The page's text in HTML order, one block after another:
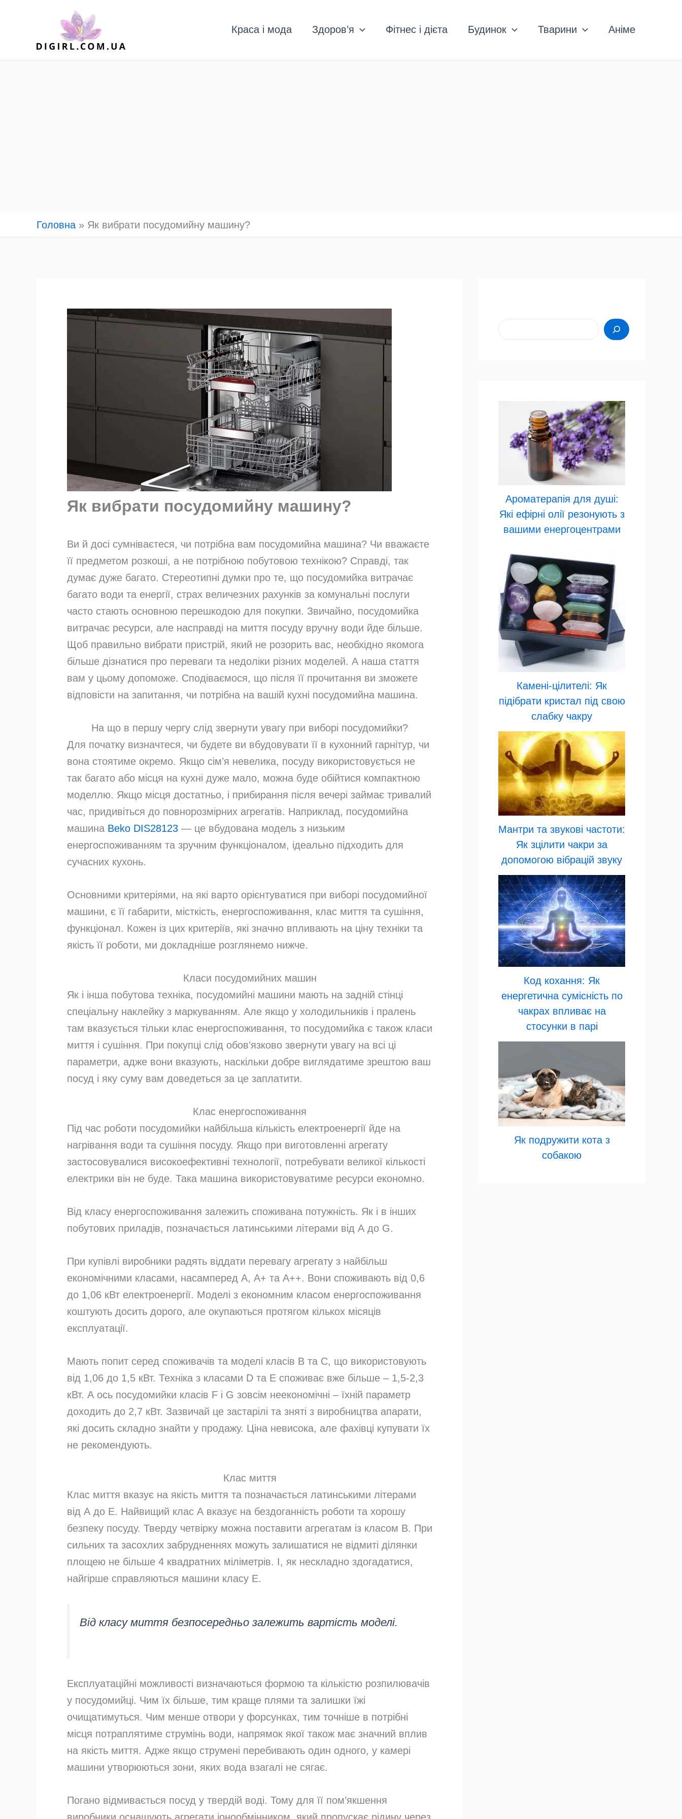
Краса і мода Здоров’я Фітнес і дієта Будинок Тварини Аніме
Головна » Як вибрати посудомийну машину?
Як вибрати посудомийну машину?
Ви й досі сумніваєтеся, чи потрібна вам посудомийна машина? Чи вважаєте
її предметом розкоші, а не потрібною побутовою технікою? Справді, так
думає дуже багато. Стереотипні думки про те, що посудомийка витрачає
багато води та енергії, страх величезних рахунків за комунальні послуги
часто стають основною перешкодою для покупки. Звичайно, посудомийка
витрачає ресурси, але насправді на миття посуду вручну води йде більше.
Щоб правильно вибрати пристрій, який не розорить вас, необхідно якомога
більше дізнатися про переваги та недоліки різних моделей. А наша стаття
вам у цьому допоможе. Сподіваємося, що після її прочитання ви зможете
відповісти на запитання, чи потрібна на вашій кухні посудомийна машина.
На що в першу чергу слід звернути увагу при виборі посудомийки?
Для початку визначтеся, чи будете ви вбудовувати її в кухонний гарнітур, чи
вона стоятиме окремо. Якщо сім’я невелика, посуду використовується не
так багато або місця на кухні дуже мало, можна буде обійтися компактною
моделлю. Якщо місця достатньо, і прибирання після вечері займає тривалий
час, придивіться до повнорозмірних агрегатів. Наприклад, посудомийна
машина Beko DIS28123 — це вбудована модель з низьким
енергоспоживанням та зручним функціоналом, ідеально підходить для
сучасних кухонь.
Основними критеріями, на які варто орієнтуватися при виборі посудомийної
машини, є її габарити, місткість, енергоспоживання, клас миття та сушіння,
функціонал. Кожен із цих критеріїв, які значно впливають на ціну техніки та
якість її роботи, ми докладніше розглянемо нижче.
Класи посудомийних машин
Як і інша побутова техніка, посудомийні машини мають на задній стінці
спеціальну наклейку з маркуванням. Але якщо у холодильників і пралень
там вказується тільки клас енергоспоживання, то посудомийка є також класи
миття і сушіння. При покупці слід обов’язково звернути увагу на всі ці
параметри, адже вони вказують, наскільки добре виглядатиме зрештою ваш
посуд і яку суму вам доведеться за це заплатити.
Клас енергоспоживання
Під час роботи посудомийки найбільша кількість електроенергії йде на
нагрівання води та сушіння посуду. Якщо при виготовленні агрегату
застосовувалися високоефективні технології, потребувати великої кількості
електрики він не буде. Така машина використовуватиме ресурси економно.
Від класу енергоспоживання залежить споживана потужність. Як і в інших
побутових приладів, позначається латинськими літерами від А до G.
При купівлі виробники радять віддати перевагу агрегату з найбільш
економічними класами, насамперед А, А+ та А++. Вони споживають від 0,6
до 1,06 кВт електроенергії. Моделі з економним класом енергоспоживання
коштують досить дорого, але окупаються протягом кількох місяців
експлуатації.
Мають попит серед споживачів та моделі класів В та С, що використовують
від 1,06 до 1,5 кВт. Техніка з класами D та E споживає вже більше – 1,5-2,3
кВт. А ось посудомийки класів F і G зовсім неекономічні – їхній параметр
доходить до 2,7 кВт. Зазвичай це застарілі та зняті з виробництва апарати,
які досить складно знайти у продажу. Ціна невисока, але фахівці купувати їх
не рекомендують.
Клас миття
Клас миття вказує на якість миття та позначається латинськими літерами
від А до Е. Найвищий клас А вказує на бездоганність роботи та хорошу
безпеку посуду. Тверду четвірку можна поставити агрегатам із класом В. При
сильних та засохлих забрудненнях можуть залишатися не відмиті ділянки
площею не більше 4 квадратних міліметрів. І, як нескладно здогадатися,
найгірше справляються машини класу Е.
Від класу миття безпосередньо залежить вартість моделі.
Експлуатаційні можливості визначаються формою та кількістю розпилювачів
у посудомийці. Чим їх більше, тим краще плями та залишки їжі
очищатимуться. Чим менше отвори у форсунках, тим точніше в потрібні
місця потраплятиме струмінь води, напрямок якої також має значний вплив
на якість миття. Адже якщо струмені перебивають один одного, у камері
машини утворюються зони, яких вода взагалі не сягає.
Погано відмивається посуд у твердій воді. Тому для її пом’якшення
Ароматерапія для душі:
Які ефірні олії резонують з
вашими енергоцентрами
Камені-цілителі: Як
підібрати кристал під свою
слабку чакру
Мантри та звукові частоти:
Як зцілити чакри за
допомогою вібрацій звуку
Код кохання: Як
енергетична сумісність по
чакрах впливає на
стосунки в парі
Як подружити кота з
собакою